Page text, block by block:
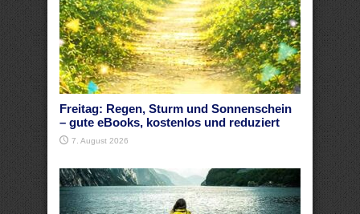
Freitag: Regen, Sturm und Sonnenschein
– gute eBooks, kostenlos und reduziert
7. August 2026